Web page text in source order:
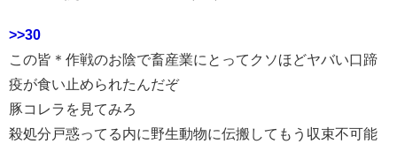
>>30
この皆＊作戦のお陰で畜産業にとってクソほどヤバい口蹄
疫が食い止められたんだぞ
豚コレラを見てみろ
殺処分戸惑ってる内に野生動物に伝搬してもう収束不可能